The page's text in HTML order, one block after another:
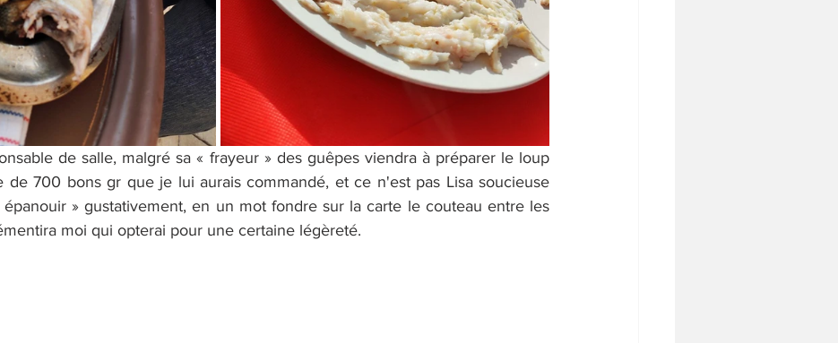
de salle, malgré sa « frayeur » des guêpes viendra à préparer le loup
de 700 bons gr que je lui aurais commandé, et ce n'est pas Lisa soucieuse
épanouir » gustativement, en un mot fondre sur la carte le couteau entre les
moi qui opterai pour une certaine légèreté.